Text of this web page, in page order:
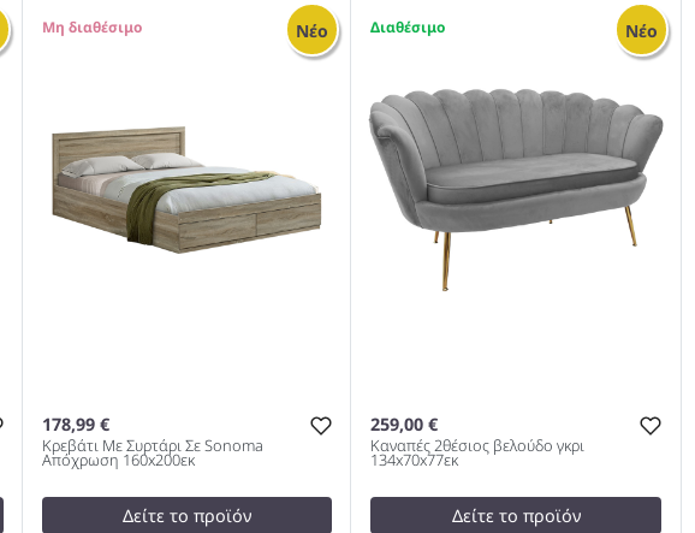
Κρεβάτι Με Συρτάρι Σε Wenge
Απόχρωση 140x200εκ 978
Κρεβάτι Με Συρτάρι Σε Λευκή
Απόχρωση 100x200εκ 978
Νέο
178,99 €
Κρεβάτι Με Συρτάρι Σε Sonoma
Απόχρωση 160x200εκ
Δείτε το προϊόν
Νέο
259,00 €
Καναπές 2θέσιος βελούδο γκρι
134x70x77εκ
Δείτε το προϊόν